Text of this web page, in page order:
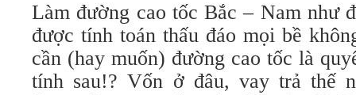
Làm đường cao tốc Bắc – Nam như
được tính toán thấu đáo mọi bề
cần (hay muốn) đường cao tốc là
tính sau!? Vốn ở đâu, vay trả thế